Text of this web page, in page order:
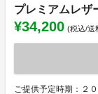
プレミアムレザ
¥34,200 (税込/送
ご提供予定時期：２